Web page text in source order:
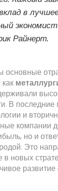
в
Райнерт.
основные
В
и
компании
но и
Это
в новых